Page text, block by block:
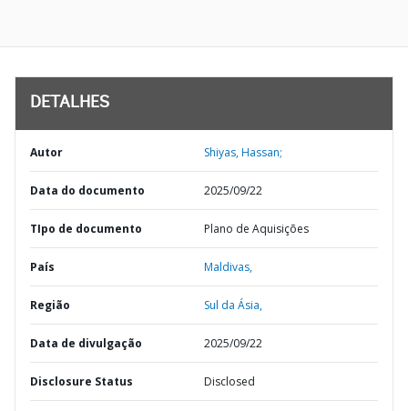
DETALHES
Autor Shiyas, Hassan;
Data do documento 2025/09/22
TIpo de documento Plano de Aquisições
País Maldivas,
Região Sul da Ásia,
Data de divulgação 2025/09/22
Disclosure Status Disclosed